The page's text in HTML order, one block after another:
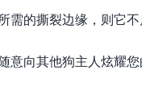
的撕裂边缘，则它不
意向其他狗主人炫耀